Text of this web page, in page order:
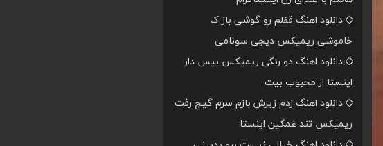
دانلود اهنگ قفلم رو گوشی باز ک
خاموشی ریمیکس دیجی سونامی
دانلود اهنگ دو رنگی ریمیکس بیس دار
اینستا از محبوب بیت
دانلود اهنگ زدم زیرش بازم سرم گیج رفت
ریمیکس تند غمگین اینستا